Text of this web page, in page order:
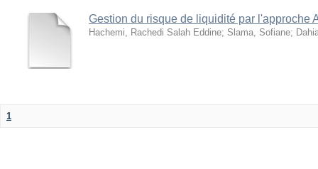
Gestion du risque de liquidité par l'approche
Hachemi, Rachedi Salah Eddine; Slama, Sofiane;
1